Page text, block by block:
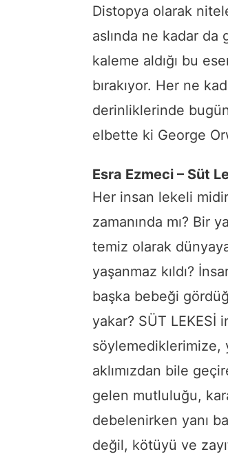
Distopya olarak
aslında ne kadar da
kaleme aldığı bu
bırakıyor. Her ne
derinliklerinde
elbette ki George
Esra Ezmeci – Süt
Her insan lekeli
zamanında mı? Bir
temiz olarak
yaşanmaz kıldı?
başka bebeği
yakar? SÜT LEKESİ
söylemediklerimize,
aklımızdan bile
gelen mutluluğu,
debelenirken yanı
değil, kötüyü ve